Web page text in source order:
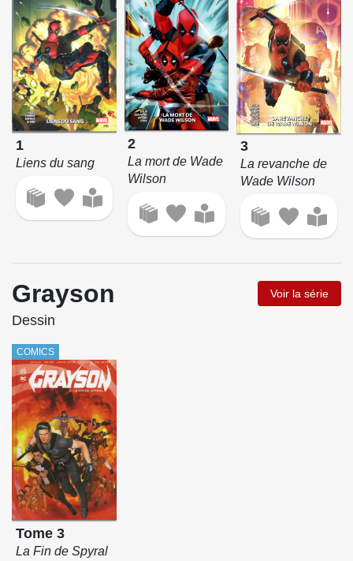
1
Liens du sang
2
La mort de Wade
Wilson
3
La revanche de
Wade Wilson
Grayson Voir la série
Dessin
COMICS
Tome 3
La Fin de Spyral